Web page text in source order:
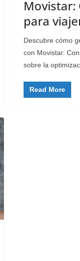
Movistar:
para
Descubre cómo
con Movistar.
sobre la
Read More